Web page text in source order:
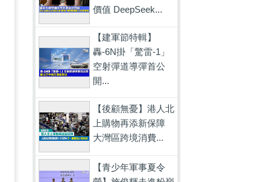
價值 DeepSeek...
【建軍節特輯】
轟-6N掛「驚雷-1」
空射彈道導彈首公
開...
【後顧無憂】港人北
上購物再添新保障
大灣區跨境消費...
【青少年軍事夏令